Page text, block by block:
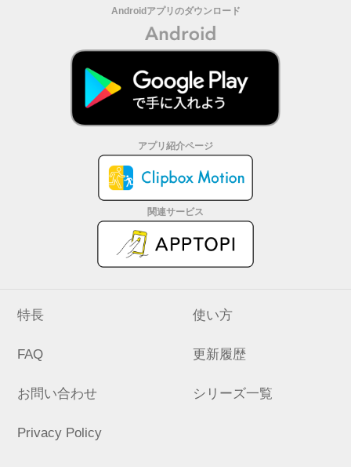
Androidアプリのダウンロード
アプリ紹介ページ
関連サービス
特長 使い方
FAQ 更新履歴
お問い合わせ シリーズ一覧
Privacy Policy